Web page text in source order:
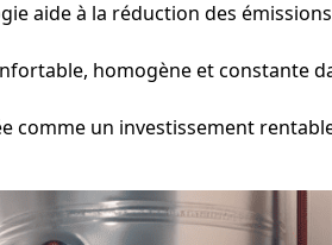
aide à la réduction des
homogène et constante
comme un investissement